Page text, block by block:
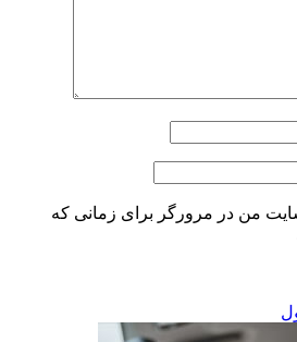
من در مرورگر برای زمانی که